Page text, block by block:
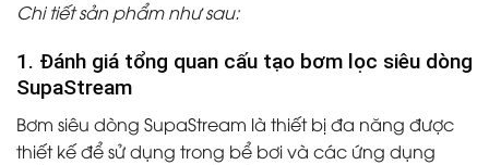
Chi tiết sản phẩm như sau:
1. Đánh giá tổng quan cấu tạo bơm lọc siêu dòng
SupaStream
Bơm siêu dòng SupaStream là thiết bị đa năng được
thiết kế để sử dụng trong bể bơi và các ứng dụng